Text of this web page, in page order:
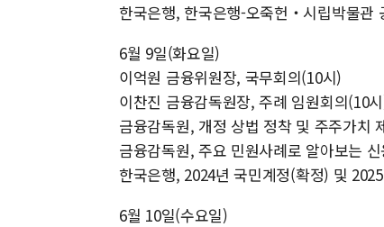
한국은행, 한국은행-오죽헌‧시립박물관
6월 9일(화요일)
이억원 금융위원장, 국무회의(10시)
이찬진 금융감독원장, 주례 임원회의(10
금융감독원, 개정 상법 정착 및 주주가치
금융감독원, 주요 민원사례로 알아보는
한국은행, 2024년 국민계정(확정) 및
6월 10일(수요일)